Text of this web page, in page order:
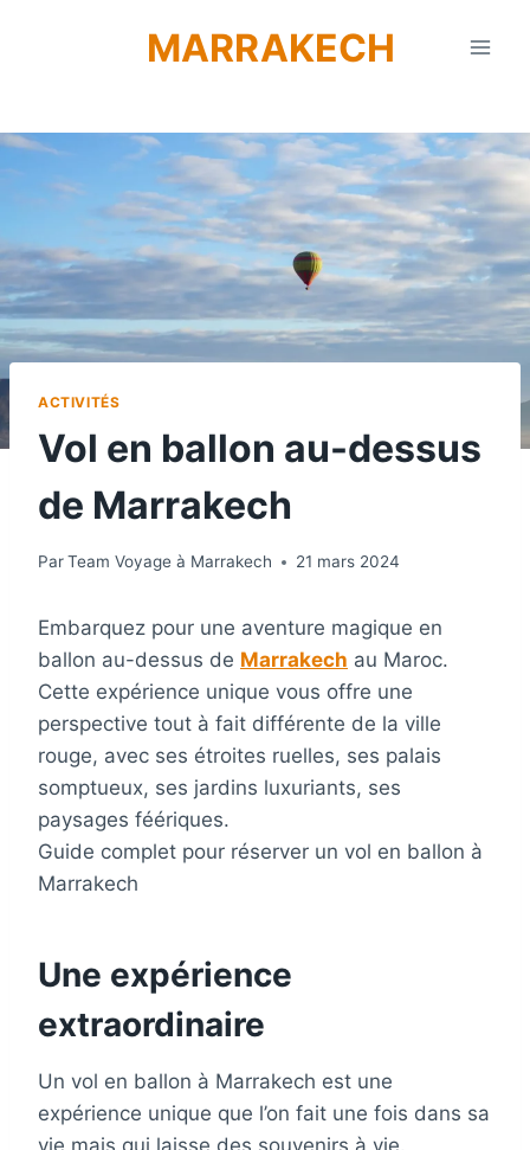
MARRAKECH
ACTIVITÉS
Vol en ballon au-dessus
de Marrakech
ParTeam Voyage à Marrakech 21 mars 2024
Embarquez pour une aventure magique en
ballon au-dessus de Marrakech au Maroc.
Cette expérience unique vous offre une
perspective tout à fait différente de la ville
rouge, avec ses étroites ruelles, ses palais
somptueux, ses jardins luxuriants, ses
paysages féériques.
Guide complet pour réserver un vol en ballon à
Marrakech
Une expérience
extraordinaire
Un vol en ballon à Marrakech est une
expérience unique que l’on fait une fois dans sa